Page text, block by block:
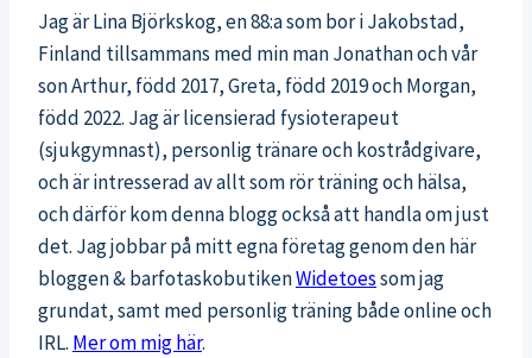
Jag är Lina Björkskog, en 88:a som bor i Jakobstad,
Finland tillsammans med min man Jonathan och vår
son Arthur, född 2017, Greta, född 2019 och Morgan,
född 2022. Jag är licensierad fysioterapeut
(sjukgymnast), personlig tränare och kostrådgivare,
och är intresserad av allt som rör träning och hälsa,
och därför kom denna blogg också att handla om just
det. Jag jobbar på mitt egna företag genom den här
bloggen & barfotaskobutikenWidetoessom jag
grundat, samt med personlig träning både online och
IRL. Mer om mig här.